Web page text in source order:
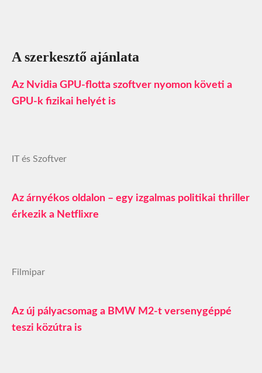
A szerkesztő ajánlata
Az Nvidia GPU-flotta szoftver nyomon követi a
GPU-k fizikai helyét is
IT és Szoftver
Az árnyékos oldalon – egy izgalmas politikai thriller
érkezik a Netflixre
Filmipar
Az új pályacsomag a BMW M2-t versenygéppé
teszi közútra is